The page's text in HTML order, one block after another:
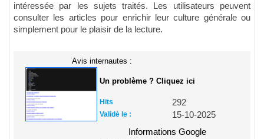
intéressée par les sujets traités. Les utilisateurs peuvent
consulter les articles pour enrichir leur culture générale ou
simplement pour le plaisir de la lecture.
Avis internautes :
Un problème ? Cliquez ici
Hits 292
Validé le :
15-10-2025
Informations Google